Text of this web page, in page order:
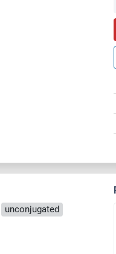
unconjugated